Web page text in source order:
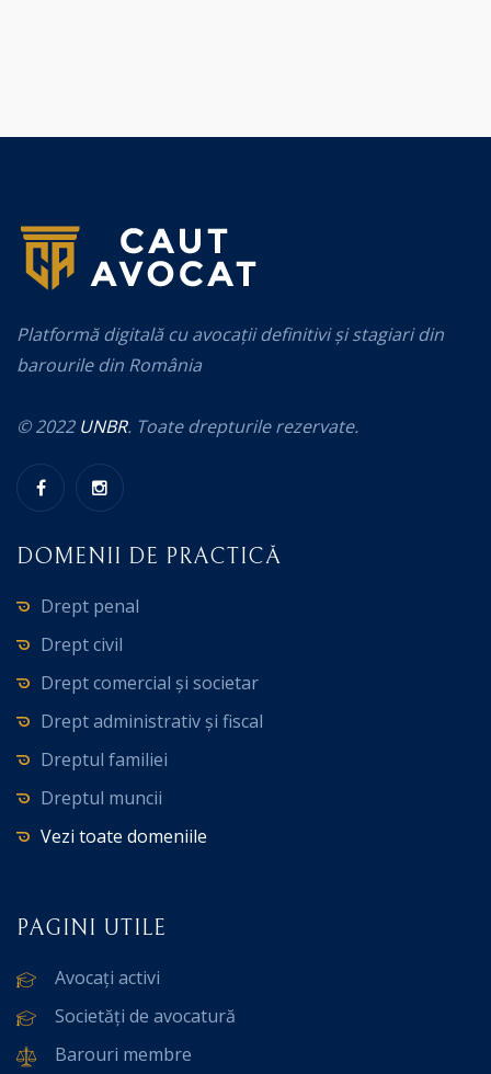
Platformă digitală cu avocații definitivi și stagiari din
barourile din România
© 2022 UNBR. Toate drepturile rezervate.
DOMENII DE PRACTICĂ
Drept penal
Drept civil
Drept comercial și societar
Drept administrativ și fiscal
Dreptul familiei
Dreptul muncii
Vezi toate domeniile
PAGINI UTILE
Avocați activi
Societăți de avocatură
Barouri membre